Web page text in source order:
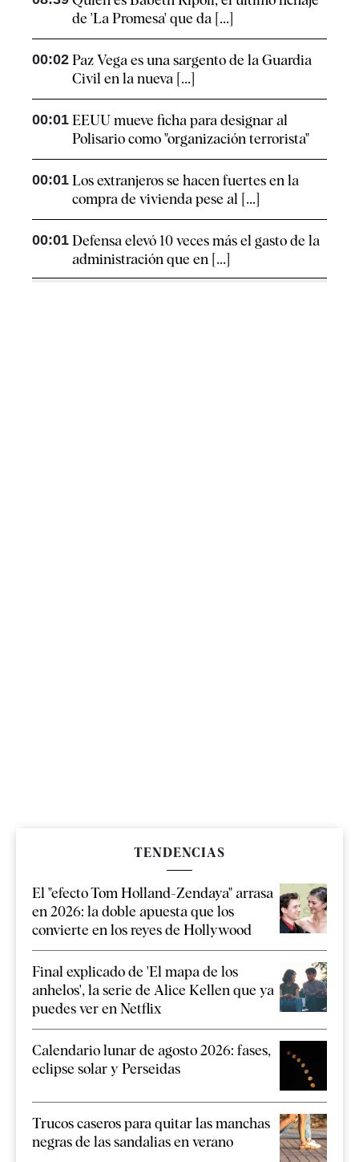
de 'La Promesa' que da [...]
00:02 Paz Vega es una sargento de la Guardia
Civil en la nueva [...]
00:01 EEUU mueve ficha para designar al
Polisario como "organización terrorista"
00:01 Los extranjeros se hacen fuertes en la
compra de vivienda pese al [...]
00:01 Defensa elevó 10 veces más el gasto de la
administración que en [...]
TENDENCIAS
El "efecto Tom Holland-Zendaya" arrasa
en 2026: la doble apuesta que los
convierte en los reyes de Hollywood
Final explicado de 'El mapa de los
anhelos', la serie de Alice Kellen que ya
puedes ver en Netflix
Calendario lunar de agosto 2026: fases,
eclipse solar y Perseidas
Trucos caseros para quitar las manchas
negras de las sandalias en verano